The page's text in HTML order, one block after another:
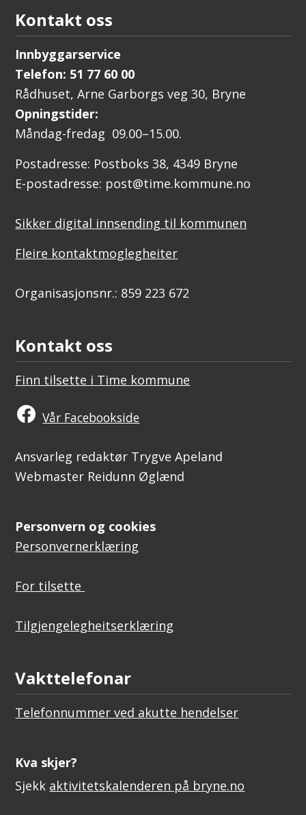
Kontakt oss
Innbyggarservice
Telefon: 51 77 60 00
Rådhuset, Arne Garborgs veg 30, Bryne
Opningstider:
Måndag-fredag 09.00–15.00.
Postadresse: Postboks 38, 4349 Bryne
E-postadresse: post@time.kommune.no
Sikker digital innsending til kommunen
Fleire kontaktmoglegheiter
Organisasjonsnr.: 859 223 672
Kontakt oss
Finn tilsette i Time kommune
Vår Facebookside
Ansvarleg redaktør Trygve Apeland
Webmaster Reidunn Øglænd
Personvern og cookies
Personvernerklæring
For tilsette
Tilgjengelegheitserklæring
Vakttelefonar
Telefonnummer ved akutte hendelser
Kva skjer?
Sjekk aktivitetskalenderen på bryne.no